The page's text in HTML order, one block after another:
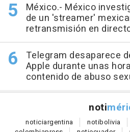
México.- México
de un 'streamer'
retransmisión en
Telegram desaparece
Apple durante unas
contenido de abuso
noti
noticiargentina notibolivia